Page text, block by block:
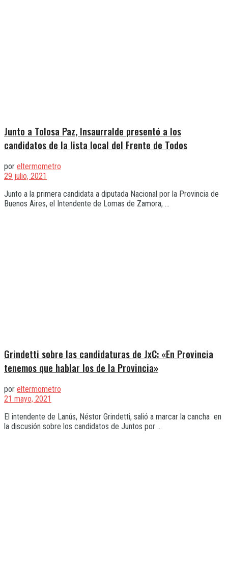
Junto a Tolosa Paz, Insaurralde presentó a los
candidatos de la lista local del Frente de Todos
por eltermometro
29 julio, 2021
Junto a la primera candidata a diputada Nacional por la Provincia de
Buenos Aires, el Intendente de Lomas de Zamora, ...
Grindetti sobre las candidaturas de JxC: «En Provincia
tenemos que hablar los de la Provincia»
por eltermometro
21 mayo, 2021
El intendente de Lanús, Néstor Grindetti, salió a marcar la cancha en
la discusión sobre los candidatos de Juntos por ...